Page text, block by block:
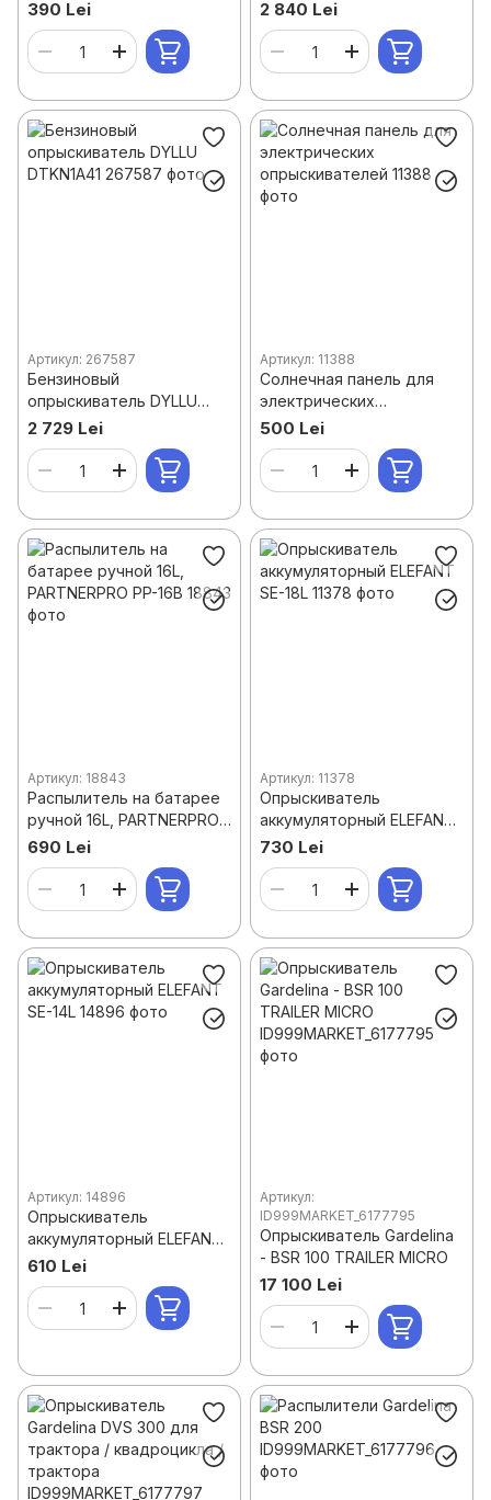
опрыскивателя KF-X-C
390 Lei двигатель
2 840 Lei
Артикул: 267587
Бензиновый
опрыскиватель DYLLU
DTKN1A41
2 729 Lei
Артикул: 11388
Солнечная панель для
электрических
опрыскивателей
500 Lei
Артикул: 18843
Распылитель на батарее
ручной 16L, PARTNERPRO
PP-16B
690 Lei
Артикул: 11378
Опрыскиватель
аккумуляторный ELEFANT
SE-18L
730 Lei
Артикул: 14896
Опрыскиватель
аккумуляторный ELEFANT
SE-14L
610 Lei
Артикул:
ID999MARKET_6177795
Опрыскиватель Gardelina
- BSR 100 TRAILER MICRO
17 100 Lei